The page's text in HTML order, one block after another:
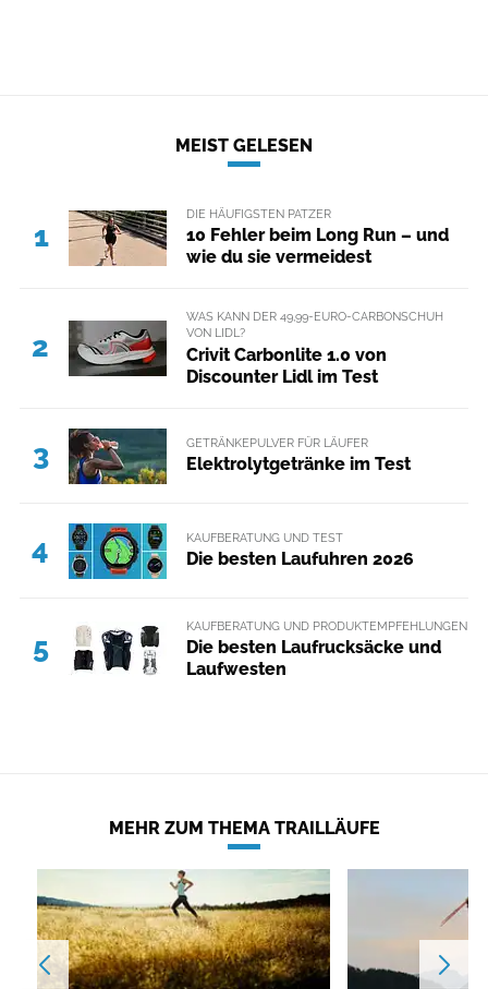
MEIST GELESEN
1
DIE HÄUFIGSTEN PATZER
10 Fehler beim Long Run – und
wie du sie vermeidest
2
WAS KANN DER 49,99-EURO-CARBONSCHUH
VON LIDL?
Crivit Carbonlite 1.0 von
Discounter Lidl im Test
3 GETRÄNKEPULVER FÜR LÄUFER
Elektrolytgetränke im Test
4 KAUFBERATUNG UND TEST
Die besten Laufuhren 2026
5
KAUFBERATUNG UND PRODUKTEMPFEHLUNGEN
Die besten Laufrucksäcke und
Laufwesten
MEHR ZUM THEMA TRAILLÄUFE